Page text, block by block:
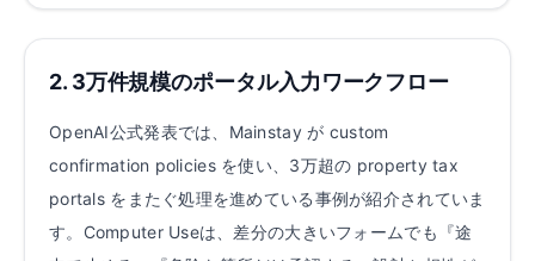
2. 3万件規模のポータル入力ワークフロー
OpenAI公式発表では、Mainstay が custom
confirmation policies を使い、3万超の property tax
portals をまたぐ処理を進めている事例が紹介されていま
す。Computer Useは、差分の大きいフォームでも『途